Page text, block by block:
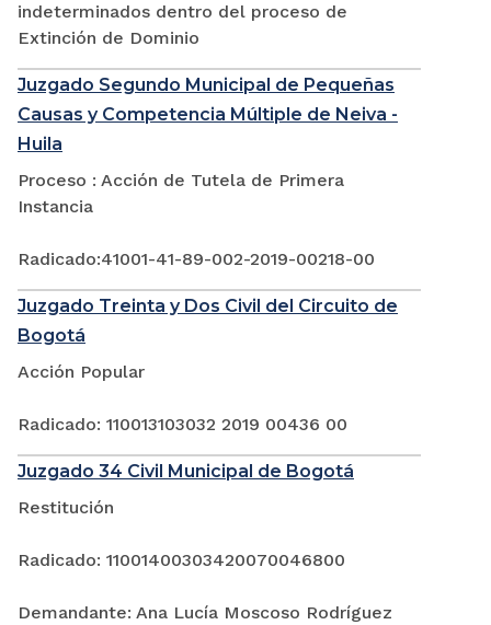
indeterminados dentro del proceso de
Extinción de Dominio
Juzgado Segundo Municipal de Pequeñas
Causas y Competencia Múltiple de Neiva -
Huila
Proceso : Acción de Tutela de Primera
Instancia
Radicado:41001-41-89-002-2019-00218-00
Juzgado Treinta y Dos Civil del Circuito de
Bogotá
Acción Popular
Radicado: 110013103032 2019 00436 00
Juzgado 34 Civil Municipal de Bogotá
Restitución
Radicado: 11001400303420070046800
Demandante: Ana Lucía Moscoso Rodríguez